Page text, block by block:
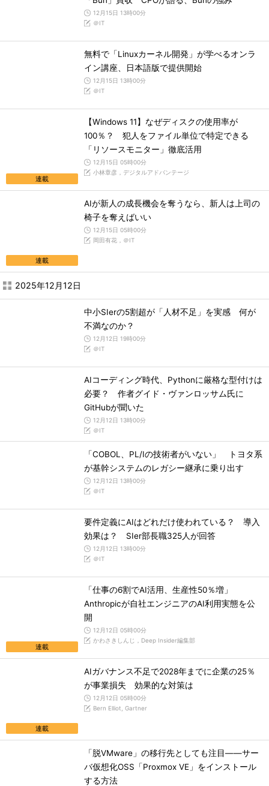
12月15日 13時00分
＠IT
無料で「Linuxカーネル開発」が学べるオンラ
イン講座、日本語版で提供開始
12月15日 13時00分
＠IT
連載
【Windows 11】なぜディスクの使用率が
100％？ 犯人をファイル単位で特定できる
「リソースモニター」徹底活用
12月15日 05時00分
小林章彦，デジタルアドバンテージ
連載
AIが新人の成長機会を奪うなら、新人は上司の
椅子を奪えばいい
12月15日 05時00分
岡田有花，＠IT
2025年12月12日
中小SIerの5割超が「人材不足」を実感 何が
不満なのか？
12月12日 19時00分
＠IT
AIコーディング時代、Pythonに厳格な型付けは
必要？ 作者グイド・ヴァンロッサム氏に
GitHubが聞いた
12月12日 13時00分
＠IT
「COBOL、PL/Iの技術者がいない」 トヨタ系
が基幹システムのレガシー継承に乗り出す
12月12日 13時00分
＠IT
要件定義にAIはどれだけ使われている？ 導入
効果は？ SIer部長職325人が回答
12月12日 13時00分
＠IT
連載
「仕事の6割でAI活用、生産性50％増」
Anthropicが自社エンジニアのAI利用実態を公
開
12月12日 05時00分
かわさきしんじ，Deep Insider編集部
連載
AIガバナンス不足で2028年までに企業の25％
が事業損失 効果的な対策は
12月12日 05時00分
Bern Elliot, Gartner
「脱VMware」の移行先としても注目――サー
バ仮想化OSS「Proxmox VE」をインストール
する方法